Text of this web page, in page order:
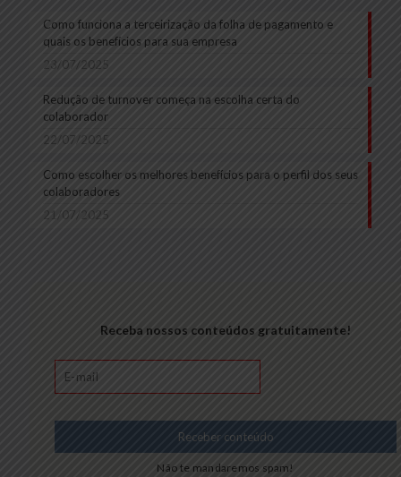
Como funciona a terceirização da folha de pagamento e
quais os benefícios para sua empresa
23/07/2025
Redução de turnover começa na escolha certa do
colaborador
22/07/2025
Como escolher os melhores benefícios para o perfil dos seus
colaboradores
21/07/2025
Receba nossos conteúdos gratuitamente!
Não te mandaremos spam!